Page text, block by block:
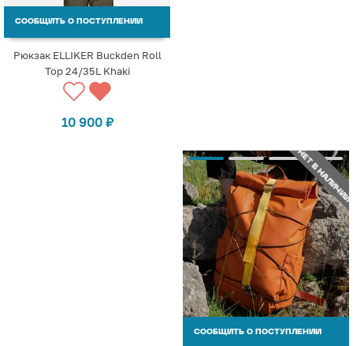
СООБЩИТЬ О ПОСТУПЛЕНИИ
Рюкзак ELLIKER Buckden Roll
Top 24/35L Khaki
10 900 ₽
НЕТ В НАЛИЧИИ
СООБЩИТЬ О ПОСТУПЛЕНИИ